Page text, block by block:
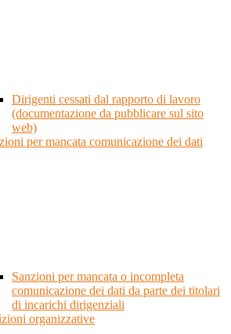
Dirigenti cessati dal rapporto di lavoro
(documentazione da pubblicare sul sito
web)
per mancata comunicazione dei dati
Sanzioni per mancata o incompleta
comunicazione dei dati da parte dei titolari
di incarichi dirigenziali
organizzative